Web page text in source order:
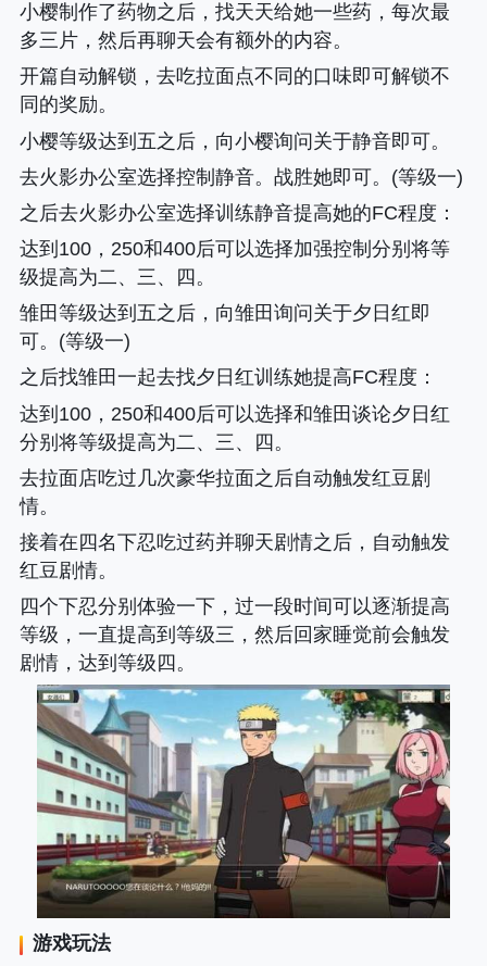
小樱制作了药物之后，找天天给她一些药，每次最
多三片，然后再聊天会有额外的内容。
开篇自动解锁，去吃拉面点不同的口味即可解锁不
同的奖励。
小樱等级达到五之后，向小樱询问关于静音即可。
去火影办公室选择控制静音。战胜她即可。(等级一)
之后去火影办公室选择训练静音提高她的FC程度 ：
达到100，250和400后可以选择加强控制分别将等
级提高为二、三、四。
雏田等级达到五之后，向雏田询问关于夕日红即
可。(等级一)
之后找雏田一起去找夕日红训练她提高FC程度 ：
达到100，250和400后可以选择和雏田谈论夕日红
分别将等级提高为二、三、四。
去拉面店吃过几次豪华拉面之后自动触发红豆剧
情。
接着在四名下忍吃过药并聊天剧情之后，自动触发
红豆剧情。
四个下忍分别体验一下，过一段时间可以逐渐提高
等级，一直提高到等级三，然后回家睡觉前会触发
剧情，达到等级四。
游戏玩法